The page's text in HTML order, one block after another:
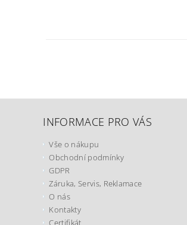
INFORMACE PRO VÁS
Vše o nákupu
Obchodní podmínky
GDPR
Záruka, Servis, Reklamace
O nás
Kontakty
Certifikát